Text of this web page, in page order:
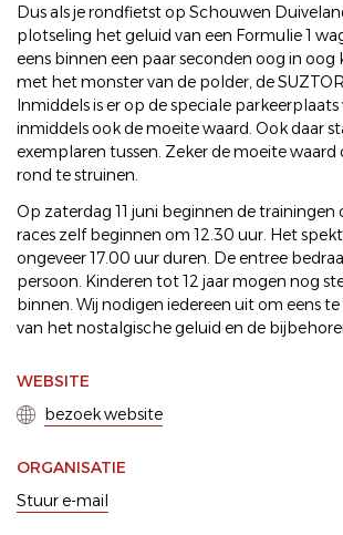
Dus als je rondfietst op Schouwen
plotseling het geluid van een Formulie 1
eens binnen een paar seconden oog in oog
met het monster van de polder, de
Inmiddels is er op de speciale
inmiddels ook de moeite waard. Ook daar
exemplaren tussen. Zeker de moeite waard
rond te struinen.
Op zaterdag 11 juni beginnen de trainingen
races zelf beginnen om 12.30 uur. Het
ongeveer 17.00 uur duren. De entree
persoon. Kinderen tot 12 jaar mogen nog
binnen. Wij nodigen iedereen uit om eens
van het nostalgische geluid en de
WEBSITE
bezoek website
ORGANISATIE
Stuur e-mail